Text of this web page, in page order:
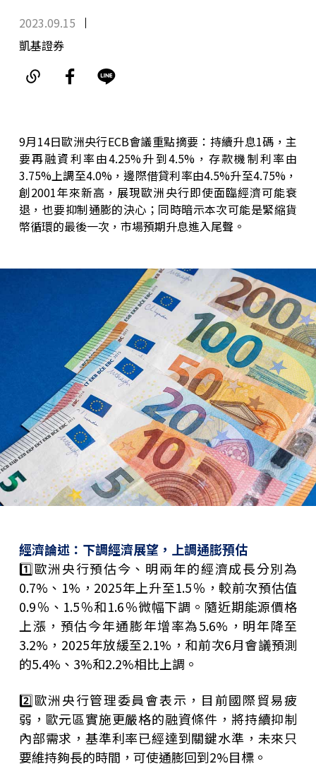
2023.09.15
凱基證券
9月14日歐洲央行ECB會議重點摘要：持續升息1碼，主
要再融資利率由4.25%升到4.5%，存款機制利率由
3.75%上調至4.0%，邊際借貸利率由4.5%升至4.75%，
創2001年來新高，展現歐洲央行即使面臨經濟可能衰
退，也要抑制通膨的決心；同時暗示本次可能是緊縮貨
幣循環的最後一次，市場預期升息進入尾聲。
經濟論述： 下調經濟展望，上調通膨預估
1️⃣歐洲央行預估今、明兩年的經濟成長分別為
0.7%、1%，2025年上升至1.5％，較前次預估值
0.9％、1.5％和1.6％微幅下調。隨近期能源價格
上漲，預估今年通膨年增率為5.6%，明年降至
3.2%，2025年放緩至2.1%，和前次6月會議預測
的5.4%、3%和2.2%相比上調。
2️⃣歐洲央行管理委員會表示，目前國際貿易疲
弱，歐元區實施更嚴格的融資條件，將持續抑制
內部需求，基準利率已經達到關鍵水準，未來只
要維持夠長的時間，可使通膨回到2%目標。